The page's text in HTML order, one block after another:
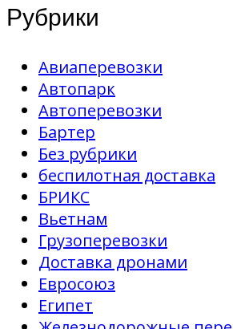
Рубрики
Авиаперевозки
Автопарк
Автоперевозки
Бартер
Без рубрики
беспилотная доставка
БРИКС
Вьетнам
Грузоперевозки
Доставка дронами
Евросоюз
Египет